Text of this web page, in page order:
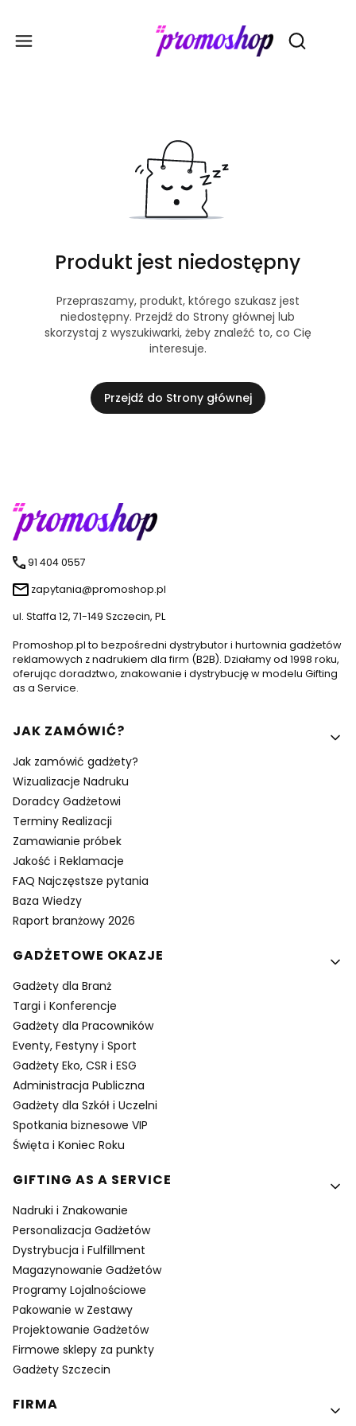
Otwórz
Produkt jest niedostępny
Przepraszamy, produkt, którego szukasz jest
niedostępny. Przejdź do Strony głównej lub
skorzystaj z wyszukiwarki, żeby znaleźć to, co Cię
interesuje.
Przejdź do Strony głównej
91 404 0557
zapytania@promoshop.pl
ul. Staffa 12, 71-149 Szczecin, PL
Promoshop.pl to bezpośredni dystrybutor i hurtownia gadżetów
reklamowych z nadrukiem dla firm (B2B). Działamy od 1998 roku,
oferując doradztwo, znakowanie i dystrybucję w modelu Gifting
as a Service.
Linki w stopce
JAK ZAMÓWIĆ?
Jak zamówić gadżety?
Wizualizacje Nadruku
Doradcy Gadżetowi
Terminy Realizacji
Zamawianie próbek
Jakość i Reklamacje
FAQ Najczęstsze pytania
Baza Wiedzy
Raport branżowy 2026
GADŻETOWE OKAZJE
Gadżety dla Branż
Targi i Konferencje
Gadżety dla Pracowników
Eventy, Festyny i Sport
Gadżety Eko, CSR i ESG
Administracja Publiczna
Gadżety dla Szkół i Uczelni
Spotkania biznesowe VIP
Święta i Koniec Roku
GIFTING AS A SERVICE
Nadruki i Znakowanie
Personalizacja Gadżetów
Dystrybucja i Fulfillment
Magazynowanie Gadżetów
Programy Lojalnościowe
Pakowanie w Zestawy
Projektowanie Gadżetów
Firmowe sklepy za punkty
Gadżety Szczecin
FIRMA